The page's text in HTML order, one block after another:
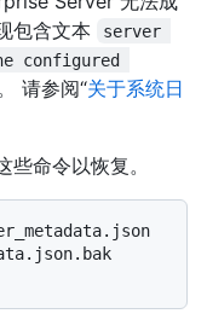
包含文本
server
configured
请参阅“关于系统日
命令以恢复。